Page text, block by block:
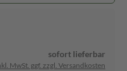
sofort lieferbar
MwSt. ggf. zzgl. Versandkosten